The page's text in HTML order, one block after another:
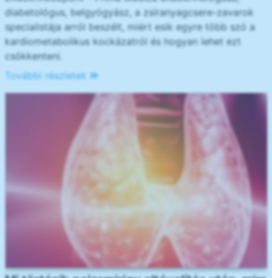
diabetológus, belgyógyász, a zsíranyagcsere-zavarok
specialistája arról beszélt, miért esik egyre több szó a
kardiometabolikus kockázatról és hogyan lehet ezt
csökkenteni.
További részletek